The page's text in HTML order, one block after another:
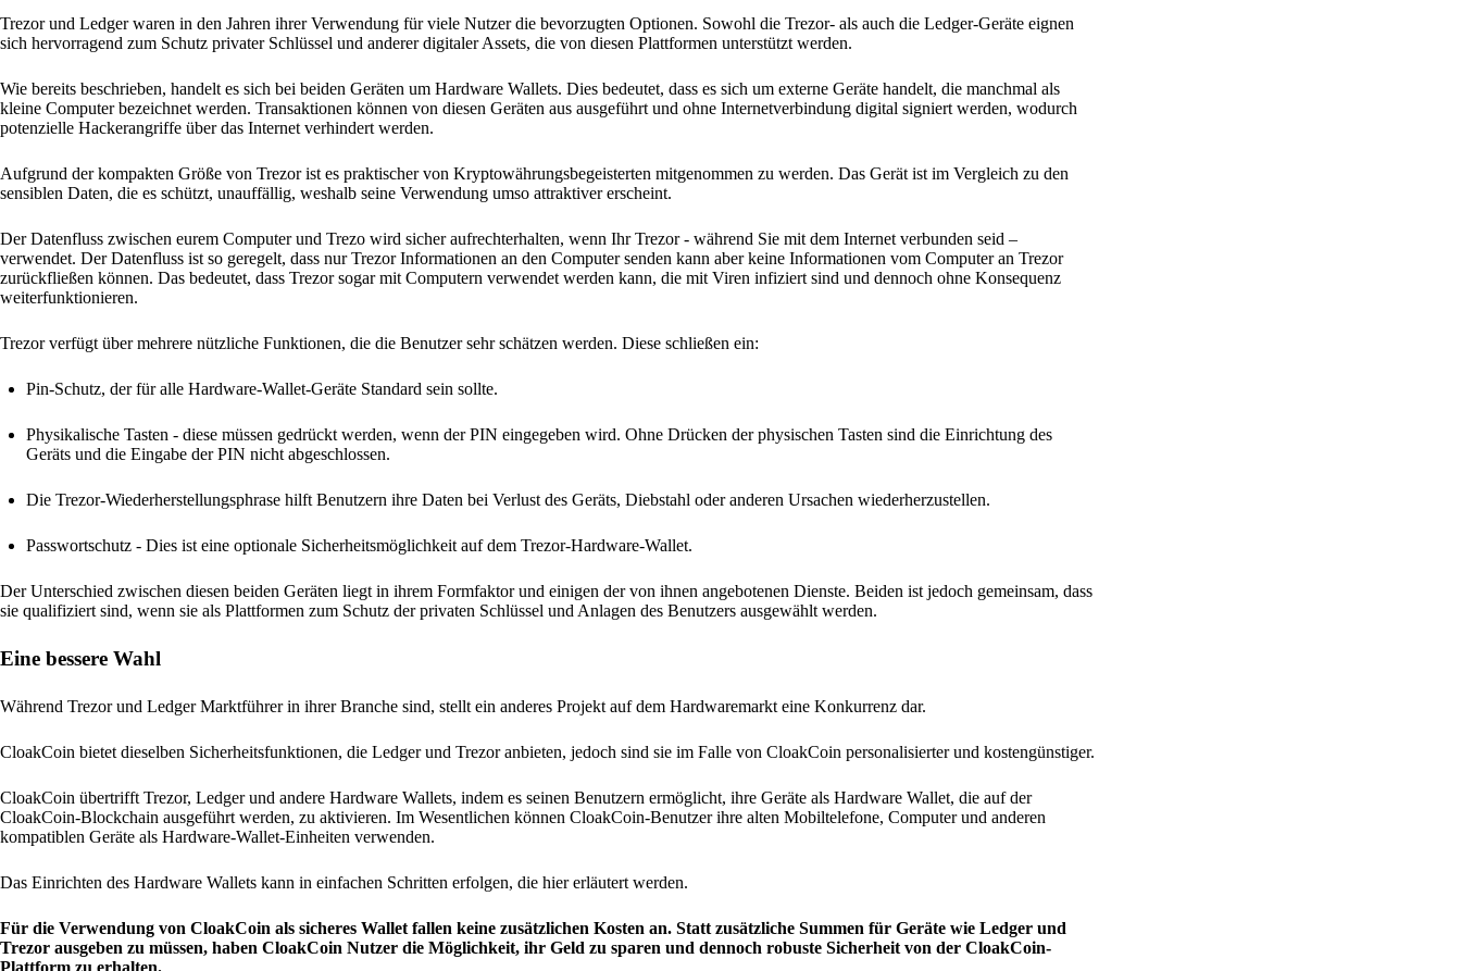
Trezor und Ledger waren in den Jahren ihrer Verwendung für viele Nutzer die bevorzugten Optionen. Sowohl die Trezor- als auch die Ledger-Geräte eignen
sich hervorragend zum Schutz privater Schlüssel und anderer digitaler Assets, die von diesen Plattformen unterstützt werden.
Wie bereits beschrieben, handelt es sich bei beiden Geräten um Hardware Wallets. Dies bedeutet, dass es sich um externe Geräte handelt, die manchmal als
kleine Computer bezeichnet werden. Transaktionen können von diesen Geräten aus ausgeführt und ohne Internetverbindung digital signiert werden, wodurch
potenzielle Hackerangriffe über das Internet verhindert werden.
Aufgrund der kompakten Größe von Trezor ist es praktischer von Kryptowährungsbegeisterten mitgenommen zu werden. Das Gerät ist im Vergleich zu den
sensiblen Daten, die es schützt, unauffällig, weshalb seine Verwendung umso attraktiver erscheint.
Der Datenfluss zwischen eurem Computer und Trezo wird sicher aufrechterhalten, wenn Ihr Trezor - während Sie mit dem Internet verbunden seid –
verwendet. Der Datenfluss ist so geregelt, dass nur Trezor Informationen an den Computer senden kann aber keine Informationen vom Computer an Trezor
zurückfließen können. Das bedeutet, dass Trezor sogar mit Computern verwendet werden kann, die mit Viren infiziert sind und dennoch ohne Konsequenz
weiterfunktionieren.
Trezor verfügt über mehrere nützliche Funktionen, die die Benutzer sehr schätzen werden. Diese schließen ein:
Pin-Schutz, der für alle Hardware-Wallet-Geräte Standard sein sollte.
Physikalische Tasten - diese müssen gedrückt werden, wenn der PIN eingegeben wird. Ohne Drücken der physischen Tasten sind die Einrichtung des
Geräts und die Eingabe der PIN nicht abgeschlossen.
Die Trezor-Wiederherstellungsphrase hilft Benutzern ihre Daten bei Verlust des Geräts, Diebstahl oder anderen Ursachen wiederherzustellen.
Passwortschutz - Dies ist eine optionale Sicherheitsmöglichkeit auf dem Trezor-Hardware-Wallet.
Der Unterschied zwischen diesen beiden Geräten liegt in ihrem Formfaktor und einigen der von ihnen angebotenen Dienste. Beiden ist jedoch gemeinsam, dass
sie qualifiziert sind, wenn sie als Plattformen zum Schutz der privaten Schlüssel und Anlagen des Benutzers ausgewählt werden.
Eine bessere Wahl
Während Trezor und Ledger Marktführer in ihrer Branche sind, stellt ein anderes Projekt auf dem Hardwaremarkt eine Konkurrenz dar.
CloakCoin bietet dieselben Sicherheitsfunktionen, die Ledger und Trezor anbieten, jedoch sind sie im Falle von CloakCoin personalisierter und kostengünstiger.
CloakCoin übertrifft Trezor, Ledger und andere Hardware Wallets, indem es seinen Benutzern ermöglicht, ihre Geräte als Hardware Wallet, die auf der
CloakCoin-Blockchain ausgeführt werden, zu aktivieren. Im Wesentlichen können CloakCoin-Benutzer ihre alten Mobiltelefone, Computer und anderen
kompatiblen Geräte als Hardware-Wallet-Einheiten verwenden.
Das Einrichten des Hardware Wallets kann in einfachen Schritten erfolgen, die hier erläutert werden.
Für die Verwendung von CloakCoin als sicheres Wallet fallen keine zusätzlichen Kosten an. Statt zusätzliche Summen für Geräte wie Ledger und
Trezor ausgeben zu müssen, haben CloakCoin Nutzer die Möglichkeit, ihr Geld zu sparen und dennoch robuste Sicherheit von der CloakCoin-